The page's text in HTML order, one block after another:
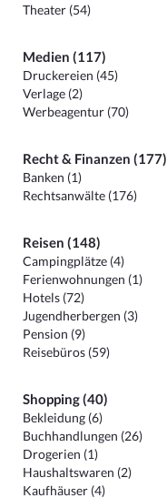
Theater (54)
Medien (117)
Druckereien (45)
Verlage (2)
Werbeagentur (70)
Recht & Finanzen (177)
Banken (1)
Rechtsanwälte (176)
Reisen (148)
Campingplätze (4)
Ferienwohnungen (1)
Hotels (72)
Jugendherbergen (3)
Pension (9)
Reisebüros (59)
Shopping (40)
Bekleidung (6)
Buchhandlungen (26)
Drogerien (1)
Haushaltswaren (2)
Kaufhäuser (4)